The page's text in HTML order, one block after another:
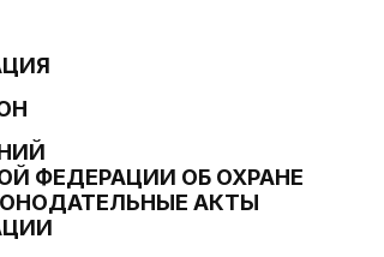
ФЕДЕРАЦИИ ОБ ОХРАНЕ
АКТЫ